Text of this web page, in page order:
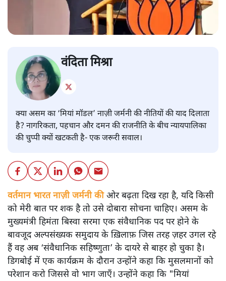
वंदिता मिश्रा
क्या असम का ‘मियां मॉडल’ नाज़ी जर्मनी की नीतियों की याद दिलाता
है? नागरिकता, पहचान और दमन की राजनीति के बीच न्यायपालिका
की चुप्पी क्यों खटकती है- एक जरूरी सवाल।
वर्तमान भारत नाज़ी जर्मनी कीओर बढ़ता दिख रहा है, यदि किसी
को मेरी बात पर शक है तो उसे दोबारा सोचना चाहिए। असम के
मुख्यमंत्री हिमंता बिस्वा सरमा एक संवैधानिक पद पर होने के
बावजूद अल्पसंख्यक समुदाय के ख़िलाफ़ जिस तरह ज़हर उगल रहे
हैं वह अब ‘संवैधानिक सहिष्णुता’ के दायरे से बाहर हो चुका है।
डिगबोई में एक कार्यक्रम के दौरान उन्होंने कहा कि मुसलमानों को
परेशान करो जिससे वो भाग जाएँ। उन्होंने कहा कि "मियां